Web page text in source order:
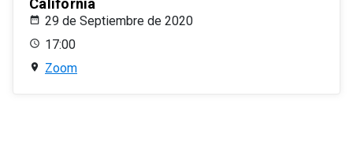
California
29 de Septiembre de 2020
17:00
Zoom